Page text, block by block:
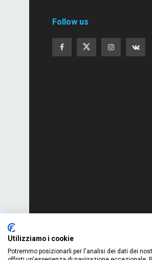
Follow us
Utilizziamo i cookie
Potremmo posizionarli per l'analisi dei dati dei